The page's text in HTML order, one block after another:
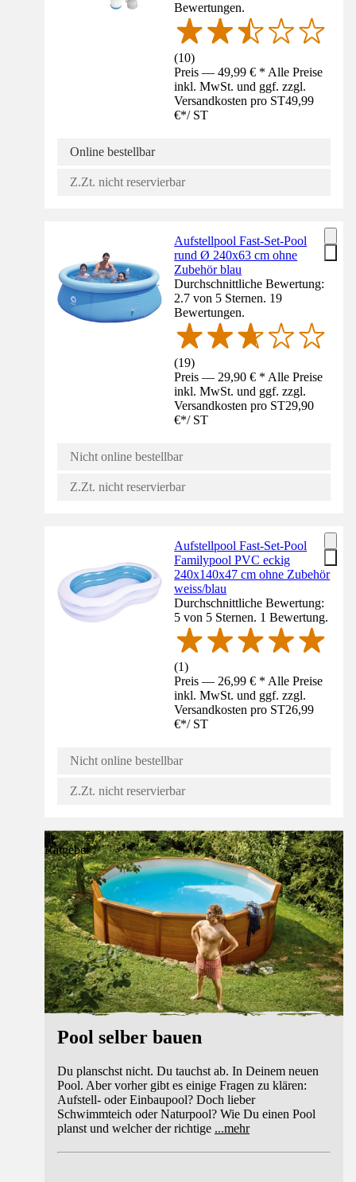
Bewertungen.
(10)
Preis — 49,99 € * Alle Preise
inkl. MwSt. und ggf. zzgl.
Versandkosten pro ST49,99
€*/ ST
Online bestellbar
Z.Zt. nicht reservierbar
Aufstellpool Fast-Set-Pool
rund Ø 240x63 cm ohne
Zubehör blau
Durchschnittliche Bewertung:
2.7 von 5 Sternen. 19
Bewertungen.
(19)
Preis — 29,90 € * Alle Preise
inkl. MwSt. und ggf. zzgl.
Versandkosten pro ST29,90
€*/ ST
Nicht online bestellbar
Z.Zt. nicht reservierbar
Aufstellpool Fast-Set-Pool
Familypool PVC eckig
240x140x47 cm ohne Zubehör
weiss/blau
Durchschnittliche Bewertung:
5 von 5 Sternen. 1 Bewertung.
(1)
Preis — 26,99 € * Alle Preise
inkl. MwSt. und ggf. zzgl.
Versandkosten pro ST26,99
€*/ ST
Nicht online bestellbar
Z.Zt. nicht reservierbar
Ratgeber
Pool selber bauen
Du planschst nicht. Du tauchst ab. In Deinem neuen
Pool. Aber vorher gibt es einige Fragen zu klären:
Aufstell- oder Einbaupool? Doch lieber
Schwimmteich oder Naturpool? Wie Du einen Pool
planst und welcher der richtige ...mehr